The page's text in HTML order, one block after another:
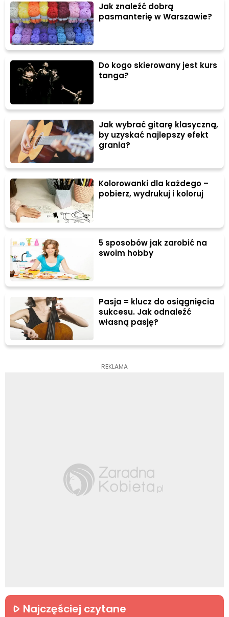
Jak znaleźć dobrą
pasmanterię w Warszawie?
Do kogo skierowany jest kurs
tanga?
Jak wybrać gitarę klasyczną,
by uzyskać najlepszy efekt
grania?
Kolorowanki dla każdego –
pobierz, wydrukuj i koloruj
5 sposobów jak zarobić na
swoim hobby
Pasja = klucz do osiągnięcia
sukcesu. Jak odnaleźć
własną pasję?
REKLAMA
Najczęściej czytane